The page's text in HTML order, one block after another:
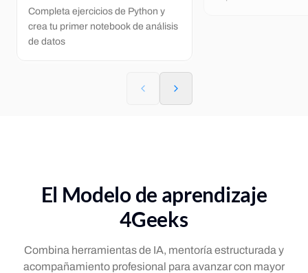
Completa ejercicios de Python y
crea tu primer notebook de análisis
de datos
El Modelo de aprendizaje
4Geeks
Combina herramientas de IA, mentoría estructurada y
acompañamiento profesional para avanzar con mayor